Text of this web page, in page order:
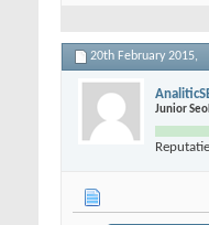
20th February 2015,
Junior